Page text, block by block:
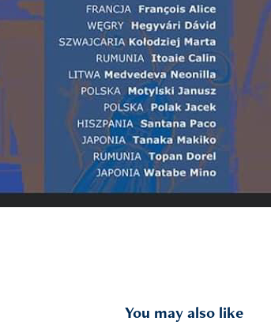
You may also like